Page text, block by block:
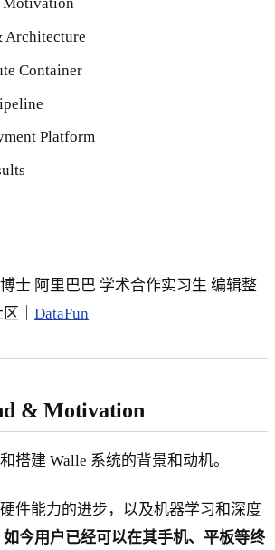
Architecture
Container
Platform
士 阿里巴巴 学术合作实习生 编辑整
｜ DataFun
& Motivation
搭建 Walle 系统的背景和动机。
件能力的进步，以及机器学习和深度
如今用户已经可以在其手机、平板等终